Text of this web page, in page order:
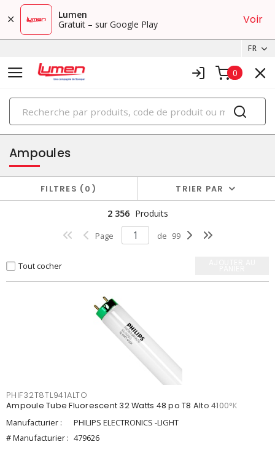
Lumen
Gratuit – sur Google Play
Voir
FR
0
PRODUITS
éclairage
Ampoules
FILTRES 0 TRIER PAR
2 356 Produits
Page de 99
Tout cocher
PHIF32T8TL941ALTO
Ampoule Tube Fluorescent 32 Watts 48 po T8 Alto 4100°K
Manufacturier :
PHILIPS ELECTRONICS -LIGHT
# Manufacturier : 479626